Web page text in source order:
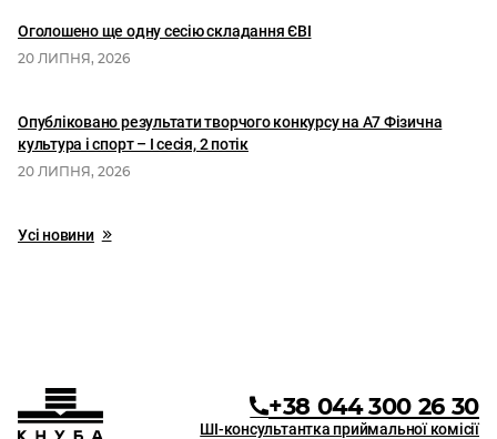
Оголошено ще одну сесію складання ЄВІ
20 ЛИПНЯ, 2026
Опубліковано результати творчого конкурсу на А7 Фізична
культура і спорт – І сесія, 2 потік
20 ЛИПНЯ, 2026
Усі новини
+38 044 300 26 30
ШІ-консультантка приймальної комісії